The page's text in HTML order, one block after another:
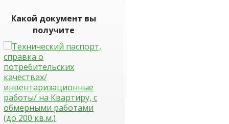
Какой документ вы
получите